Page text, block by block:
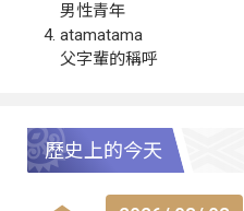
男性青年
atamatama
父字輩的稱呼
歷史上的今天